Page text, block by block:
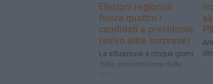
Elezioni regionali:
finora quattro i
candidati a presidente
(salvo altre sorprese)
La situazione a cinque giorni
dalla presentazione delle